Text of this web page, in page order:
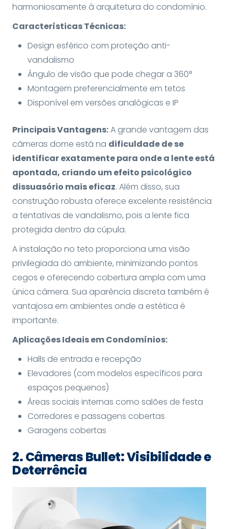
harmoniosamente à arquitetura do condomínio.
Características Técnicas:
Design esférico com proteção anti-
vandalismo
Ângulo de visão que pode chegar a 360°
Montagem preferencialmente em tetos
Disponível em versões analógicas e IP
Principais Vantagens:A grande vantagem das
câmeras dome está na dificuldade de se
identificar exatamente para onde a lente está
apontada, criando um efeito psicológico
dissuasório mais eficaz. Além disso, sua
construção robusta oferece excelente resistência
a tentativas de vandalismo, pois a lente fica
protegida dentro da cúpula.
A instalação no teto proporciona uma visão
privilegiada do ambiente, minimizando pontos
cegos e oferecendo cobertura ampla com uma
única câmera. Sua aparência discreta também é
vantajosa em ambientes onde a estética é
importante.
Aplicações Ideais em Condomínios:
Halls de entrada e recepção
Elevadores (com modelos específicos para
espaços pequenos)
Áreas sociais internas como salões de festa
Corredores e passagens cobertas
Garagens cobertas
2. Câmeras Bullet: Visibilidade e
Deterrência